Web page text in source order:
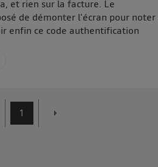
et rien sur la facture. Le
de démonter l'écran pour noter
enfin ce code authentification
1